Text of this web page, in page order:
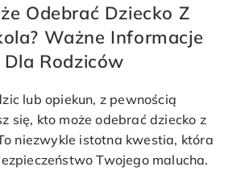
Odebrać Dziecko Z
Ważne Informacje
Dla Rodziców
lub opiekun, z pewnością
się, kto może odebrać dziecko z
niezwykle istotna kwestia, która
Twojego malucha.